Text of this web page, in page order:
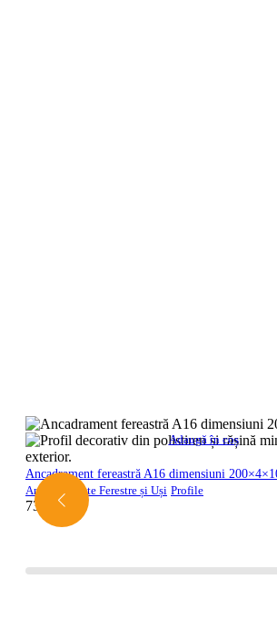
Adaugă în coș
Ancadrament fereastră A16 dimensiuni
Ancadramente Ferestre și Uși Profile
73,00lei